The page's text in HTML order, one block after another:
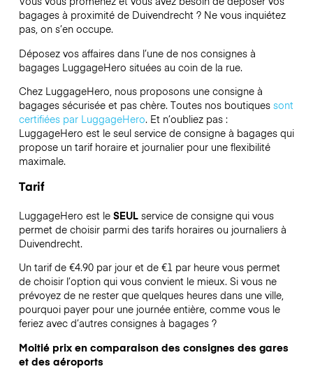
bagages à proximité de Duivendrecht ? Ne vous inquiétez
pas, on s’en occupe.
Déposez vos affaires dans l’une de nos consignes à
bagages LuggageHero situées au coin de la rue.
Chez LuggageHero, nous proposons une consigne à
bagages sécurisée et pas chère. Toutes nos boutiques sont
certifiées par LuggageHero. Et n’oubliez pas :
LuggageHero est le seul service de consigne à bagages qui
propose un tarif horaire et journalier pour une flexibilité
maximale.
Tarif
LuggageHero est le SEULservice de consigne qui vous
permet de choisir parmi des tarifs horaires ou journaliers à
Duivendrecht.
Un tarif de €4.90 par jour et de €1 par heure vous permet
de choisir l’option qui vous convient le mieux. Si vous ne
prévoyez de ne rester que quelques heures dans une ville,
pourquoi payer pour une journée entière, comme vous le
feriez avec d’autres consignes à bagages ?
Moitié prix en comparaison des consignes des gares
et des aéroports